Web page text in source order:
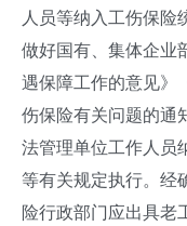
人员等纳入工伤保险
做好国有、集体企业
遇保障工作的意见》
伤保险有关问题的通
法管理单位工作人员
等有关规定执行。经
险行政部门应出具老